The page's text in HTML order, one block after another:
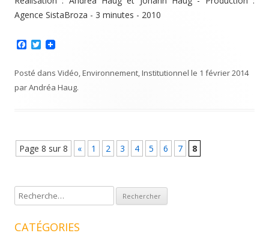
Agence SistaBroza - 3 minutes - 2010
a
e
b
o
T
w
t
t
e
Posté dans Vidéo,Environnement,Institutionnel le 1 février 2014
parAndréa Haug.
Navigation Article
Page 8 sur 8 « 1 2 3 4 5 6 7 8
Rechercher :
CATÉGORIES